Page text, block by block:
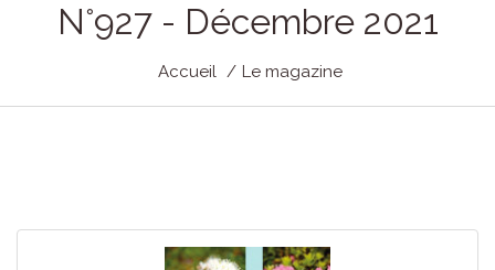
N°927 - Décembre 2021
Accueil Le magazine